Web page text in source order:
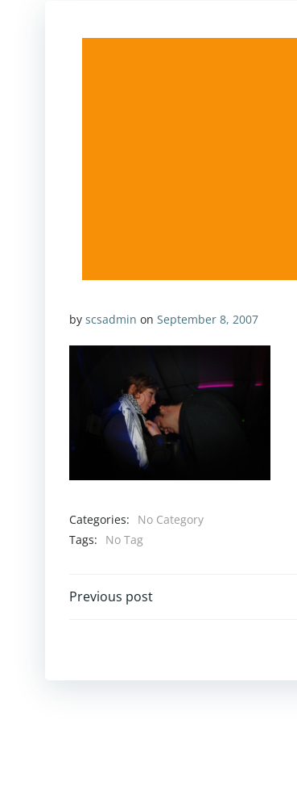
by scsadmin on September 8, 2007
Categories:
No Category
Tags:
No Tag
Post
Previous post